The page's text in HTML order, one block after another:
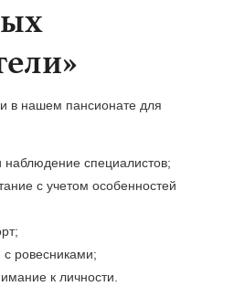
в нашем пансионате для
наблюдение специалистов;
с учетом особенностей
ровесниками;
к личности.